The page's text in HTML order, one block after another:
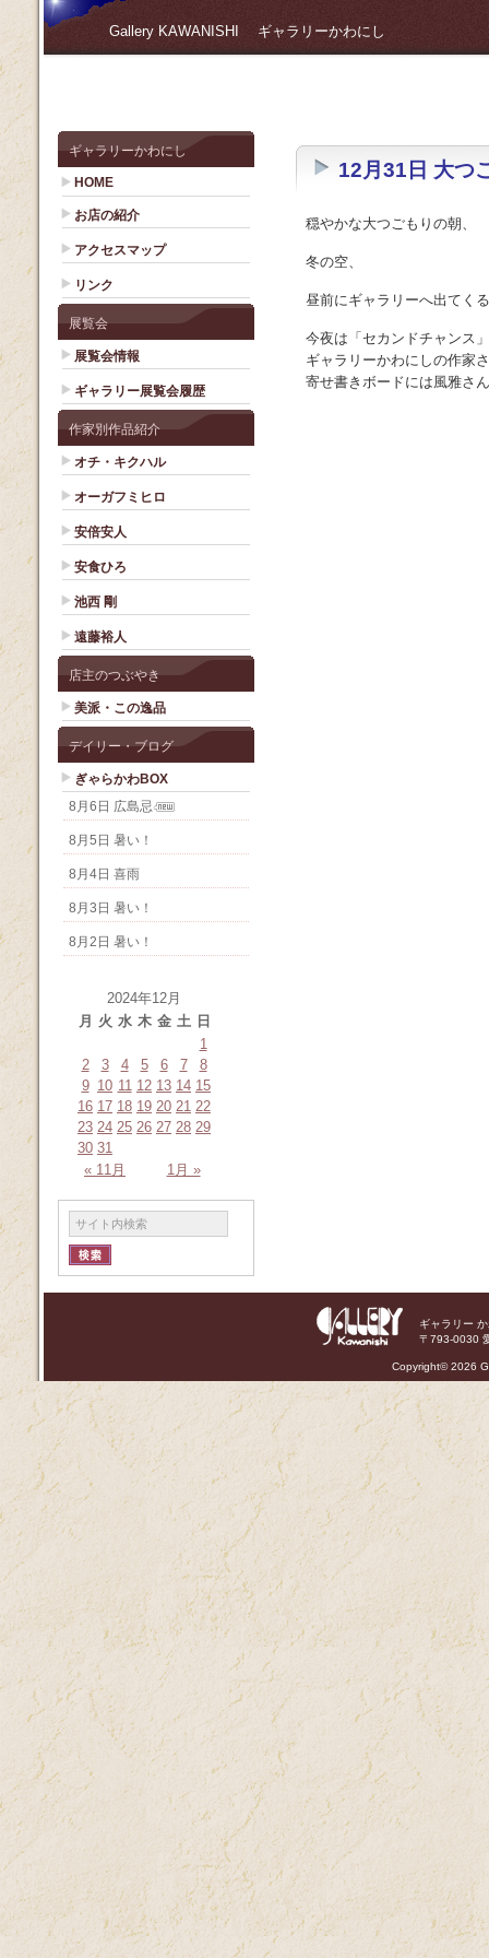
Gallery KAWANISHI ギャラリーかわにし
ギャラリーかわにし
HOME
お店の紹介
アクセスマップ
リンク
展覧会
展覧会情報
ギャラリー展覧会履歴
作家別作品紹介
オチ・キクハル
オーガフミヒロ
安倍安人
安食ひろ
池西 剛
遠藤裕人
店主のつぶやき
美派・この逸品
デイリー・ブログ
ぎゃらかわBOX
8月6日 広島忌
8月5日 暑い！
8月4日 喜雨
8月3日 暑い！
8月2日 暑い！
2024年12月
月
火 水 木 金 土 日
« 11月 1月 »
1
2
3 4 5 6 7
8
9 10 11 12 13 14 15
16 17 18 19 20 21 22
23 24 25 26 27 28 29
30 31
12月31日 大つ
穏やかな大つごもりの朝、
冬の空、
昼前にギャラリーへ出てく
今夜は「セカンドチャンス
ギャラリーかわにしの作家
寄せ書きボードには風雅
ギャラリー
〒793-0030
Copyright©2026